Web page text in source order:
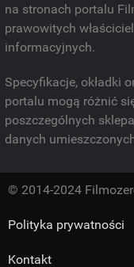
na stronach portalu
prawowitych
informacyjnych.
Specyfikacje, okładki
portalu mogą różnić
poszczególnych
danych
© 2014-2024
Polityka prywatności
Kontakt